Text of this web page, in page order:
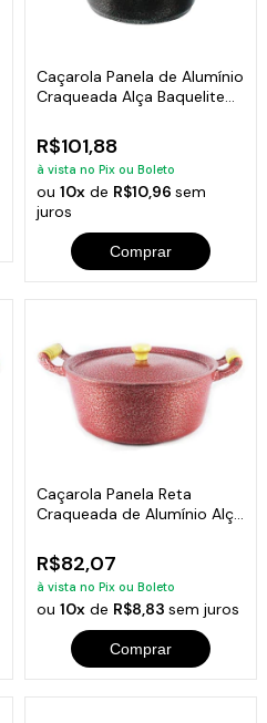
Caçarola Panela de Alumínio
Craqueada Alça Baquelite
R$101,88
à vista no Pix ou Boleto
ou 10xde R$10,96 sem
juros
Comprar
Caçarola Panela Reta
Craqueada de Alumínio Alça
R$82,07
à vista no Pix ou Boleto
ou 10xde R$8,83 sem juros
Comprar